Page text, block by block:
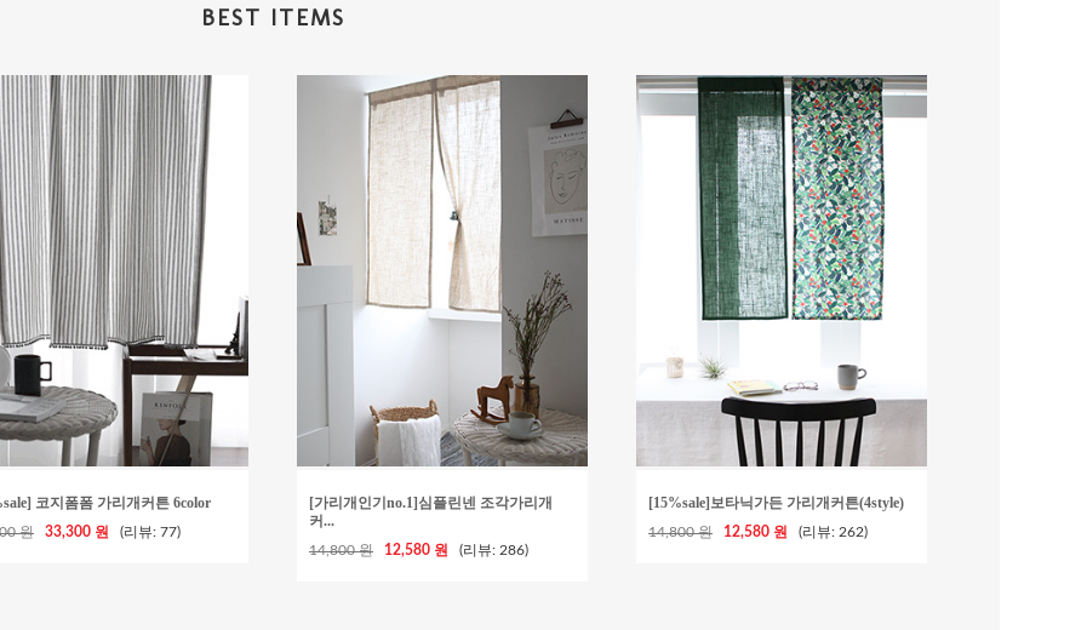
BEST ITEMS
코지폼폼 가리개커튼 6color
원 33,300 원 (리뷰: 77)
[가리개인기no.1]심플린넨 조각가리개
커...
14,800 원 12,580 원 (리뷰: 286)
[15%sale]보타닉가든 가리개커튼(4style)
14,800 원 12,580 원 (리뷰: 262)